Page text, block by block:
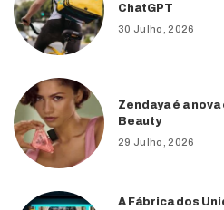
ChatGPT
30 Julho, 2026
Zendaya é a
Beauty
29 Julho, 2026
A Fábrica dos